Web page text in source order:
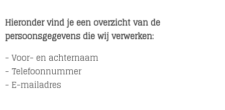
Hieronder vind je een overzicht van de
persoonsgegevens die wij verwerken:
- Voor- en achternaam
- Telefoonnummer
- E-mailadres